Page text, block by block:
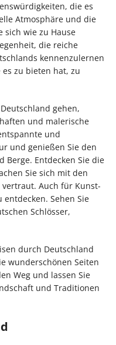
die es
Atmosphäre und die
sich wie zu Hause
die reiche
kennenzulernen
zu bieten hat, zu
gehen,
und malerische
und
und genießen Sie den
Berge. Entdecken Sie die
Sie sich mit den
Auch für Kunst-
Sehen Sie
Schlösser,
durch Deutschland
wunderschönen Seiten
Weg und lassen Sie
und Traditionen